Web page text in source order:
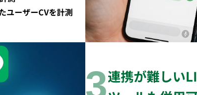
ユーザーCVを計測
3連携が難しい